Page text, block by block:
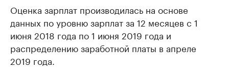
Оценка зарплат производилась на основе
данных по уровню зарплат за 12 месяцев с 1
июня 2018 года по 1 июня 2019 года и
распределению заработной платы в апреле
2019 года.